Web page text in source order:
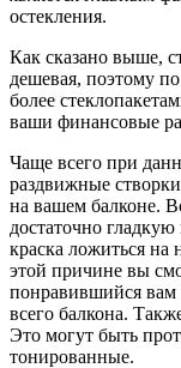
остекления.
Как сказано выше,
дешевая, поэтому
более
ваши финансовые
Чаще всего при
раздвижные
на вашем балконе.
достаточно
краска ложиться
этой причине вы
понравившийся
всего балкона.
Это могут быть
тонированные.